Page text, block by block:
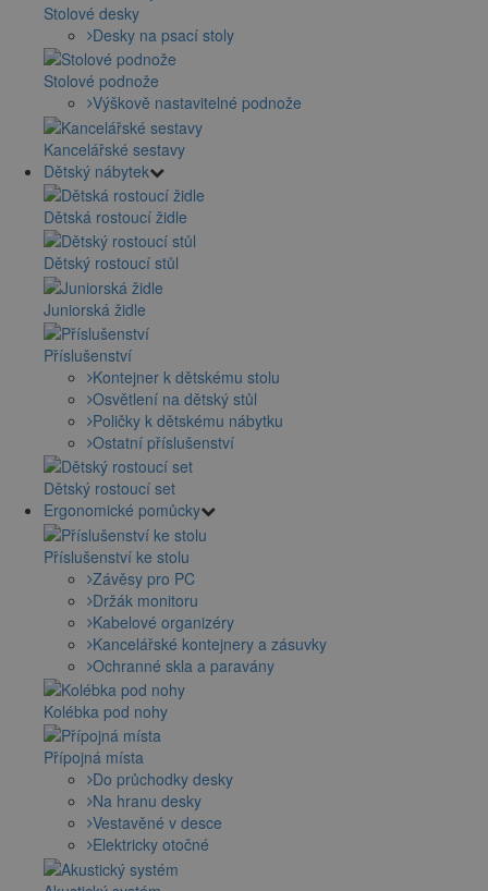
Stolové desky
Desky na psací stoly
Stolové podnože
Výškově nastavitelné podnože
Kancelářské sestavy
Dětský nábytek
Dětská rostoucí židle
Dětský rostoucí stůl
Juniorská židle
Příslušenství
Kontejner k dětskému stolu
Osvětlení na dětský stůl
Poličky k dětskému nábytku
Ostatní příslušenství
Dětský rostoucí set
Ergonomické pomůcky
Příslušenství ke stolu
Závěsy pro PC
Držák monitoru
Kabelové organizéry
Kancelářské kontejnery a zásuvky
Ochranné skla a paravány
Kolébka pod nohy
Přípojná místa
Do průchodky desky
Na hranu desky
Vestavěné v desce
Elektricky otočné